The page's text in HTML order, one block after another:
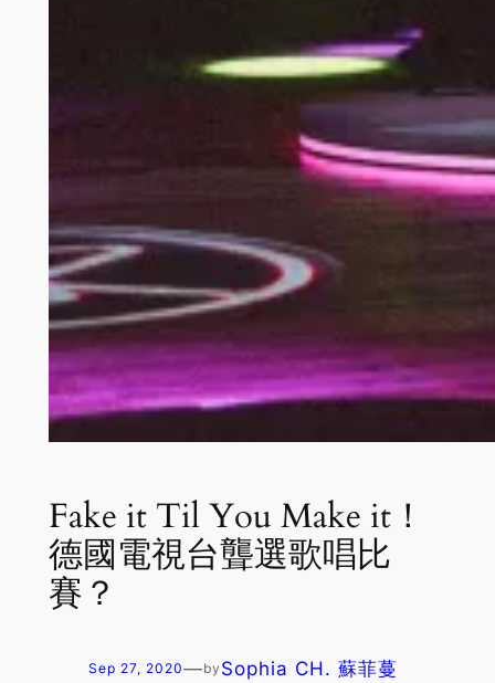
Fake it Til You Make it！
德國電視台聾選歌唱比
賽？
Sep 27, 2020—by Sophia CH. 蘇菲蔓